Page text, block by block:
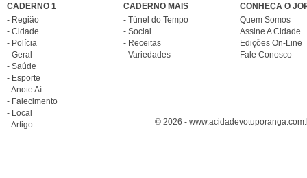
CADERNO 1
- Região
- Cidade
- Polícia
- Geral
- Saúde
- Esporte
- Anote Aí
- Falecimento
- Local
- Artigo
CADERNO MAIS
- Túnel do Tempo
- Social
- Receitas
- Variedades
CONHEÇA O
Quem Somos
Assine A Cidade
Edições On-Line
Fale Conosco
© 2026 -